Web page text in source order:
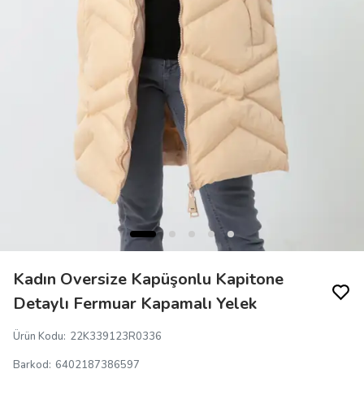
Kadın Oversize Kapüşonlu Kapitone
Detaylı Fermuar Kapamalı Yelek
Ürün Kodu: 22K339123R0336
Barkod: 6402187386597